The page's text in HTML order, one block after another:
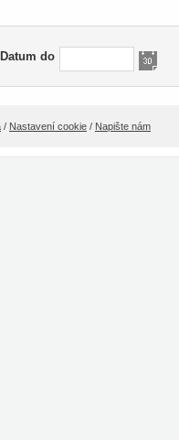
Datum do
/ Nastavení cookie / Napište nám